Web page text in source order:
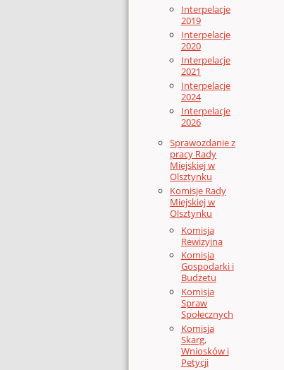
Interpelacje
2019
Interpelacje
2020
Interpelacje
2021
Interpelacje
2024
Interpelacje
2026
Sprawozdanie z
pracy Rady
Miejskiej w
Olsztynku
Komisje Rady
Miejskiej w
Olsztynku
Komisja
Rewizyjna
Komisja
Gospodarki i
Budżetu
Komisja
Spraw
Społecznych
Komisja
Skarg,
Wniosków i
Petycji